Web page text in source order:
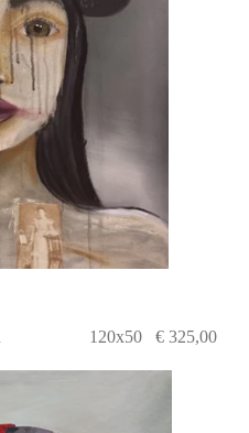
120x50 € 325,00